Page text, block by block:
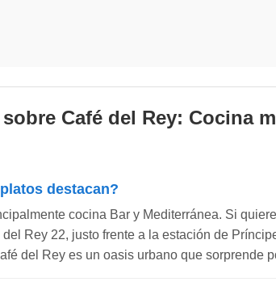
Café del Rey: Cocina
destacan?
cocina Bar y Mediterránea. Si
Rey 22, justo frente a la estación de
del Rey es un oasis urbano que sorprende